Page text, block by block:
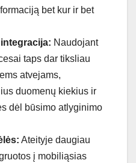
bet kur ir bet
Naudojant
taps dar tiksliau
atvejams,
duomenų kiekius ir
dėl būsimo atlyginimo
Ateityje daugiau
į mobiliąsias